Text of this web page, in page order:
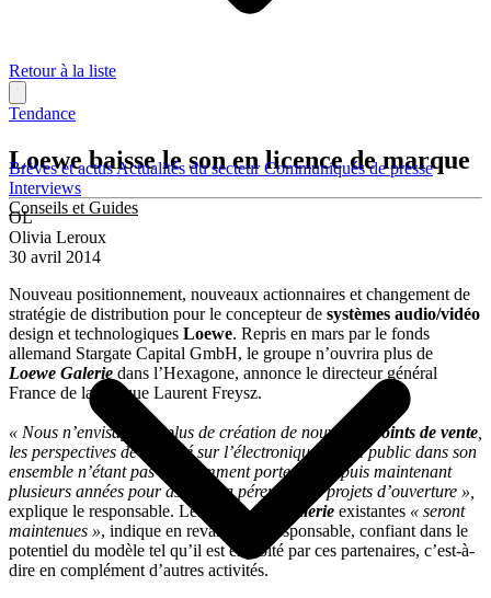
Brèves et actusActualités du secteurCommuniqués de presse
Interviews
Conseils et Guides
Retour à la liste
Tendance
Loewe baisse le son en licence de marque
OL
Olivia Leroux
30 avril 2014
Nouveau positionnement, nouveaux actionnaires et changement de
stratégie de distribution pour le concepteur de systèmes audio/vidéo
design et technologiques Loewe. Repris en mars par le fonds
allemand Stargate Capital GmbH, le groupe n’ouvrira plus de
Loewe Galerie dans l’Hexagone, annonce le directeur général
France de la marque Laurent Freysz.
« Nous n’envisageons plus de création de nouveaux points de vente
les perspectives de marché sur l’électronique grand public dans son
ensemble n’étant pas suffisamment porteuses depuis maintenant
plusieurs années pour assurer la pérennité de projets d’ouverture »,
explique le responsable. Les 12
Loewe Galerie existantes « seront
maintenues », indique en revanche le responsable, confiant dans le
potentiel du modèle tel qu’il est exploité par ces partenaires, c’est-à-
dire en complément d’autres activités.